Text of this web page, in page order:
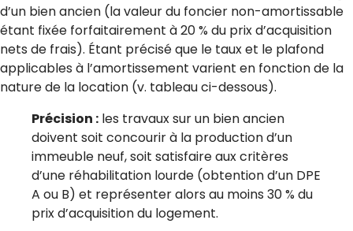
d’un bien ancien (la valeur du foncier non-amortissable
étant fixée forfaitairement à 20 % du prix d’acquisition
nets de frais). Étant précisé que le taux et le plafond
applicables à l’amortissement varient en fonction de la
nature de la location (v. tableau ci-dessous).
Précision : les travaux sur un bien ancien
doivent soit concourir à la production d’un
immeuble neuf, soit satisfaire aux critères
d’une réhabilitation lourde (obtention d’un DPE
A ou B) et représenter alors au moins 30 % du
prix d’acquisition du logement.